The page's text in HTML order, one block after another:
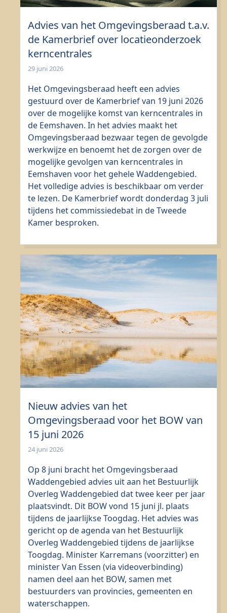
Advies van het Omgevingsberaad t.a.v.
de Kamerbrief over locatieonderzoek
kerncentrales
29 juni 2026
Het Omgevingsberaad heeft een advies
gestuurd over de Kamerbrief van 19 juni 2026
over de mogelijke komst van kerncentrales in
de Eemshaven. In het advies maakt het
Omgevingsberaad bezwaar tegen de gevolgde
werkwijze en benoemt het de zorgen over de
mogelijke gevolgen van kerncentrales in
Eemshaven voor het gehele Waddengebied.
Het volledige advies is beschikbaar om verder
te lezen. De Kamerbrief wordt donderdag 3 juli
tijdens het commissiedebat in de Tweede
Kamer besproken.
Nieuw advies van het
Omgevingsberaad voor het BOW van
15 juni 2026
24 juni 2026
Op 8 juni bracht het Omgevingsberaad
Waddengebied advies uit aan het Bestuurlijk
Overleg Waddengebied dat twee keer per jaar
plaatsvindt. Dit BOW vond 15 juni jl. plaats
tijdens de jaarlijkse Toogdag. Het advies was
gericht op de agenda van het Bestuurlijk
Overleg Waddengebied tijdens de jaarlijkse
Toogdag. Minister Karremans (voorzitter) en
minister Van Essen (via videoverbinding)
namen deel aan het BOW, samen met
bestuurders van provincies, gemeenten en
waterschappen.